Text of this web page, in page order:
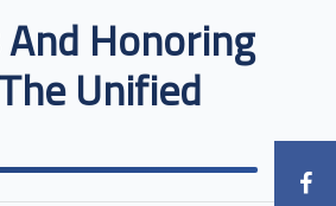
Honoring
Unified